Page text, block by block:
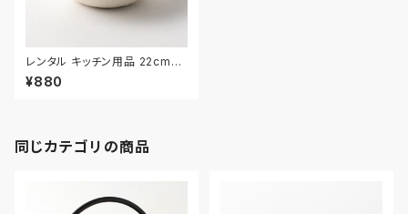
レンタル キッチン用品 22cm｜
KIW023
¥880
同じカテゴリの商品